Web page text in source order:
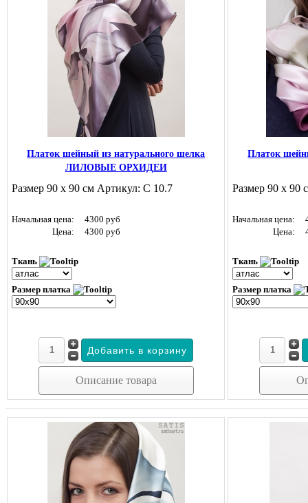
Платок шейный из натурального шелка
ЛИЛОВЫЕ ОРХИДЕИ
Размер 90 х 90 см Артикул: С 10.7
Начальная цена:
4300 руб
Цена:
4300 руб
Ткань
Размер платка
Описание товара
Платок
Размер 90 х 90
Начальная цена:
Цена:
Ткань
Размер платка